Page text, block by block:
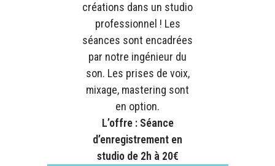
créations dans un studio
professionnel ! Les
séances sont encadrées
par notre ingénieur du
son. Les prises de voix,
mixage, mastering sont
en option.
L’offre : Séance
d’enregistrement en
studio de 2h à 20€